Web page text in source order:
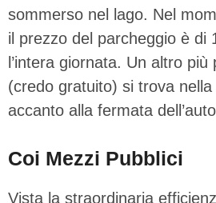
sommerso nel lago. Nel
il prezzo del parcheggio è di
l’intera giornata. Un altro più
(credo gratuito) si trova
accanto alla fermata
Coi Mezzi Pubblici
Vista la straordinaria